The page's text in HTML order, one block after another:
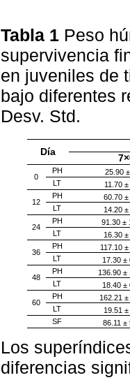
Tabla 1 Peso
supervivencia
en juveniles de
bajo diferentes
Desv. Std.
Día
0
PH 25.90
LT
11.70
12
PH 60.70 ±
LT
14.20
24
PH 91.30 ±
LT
16.30
36
PH 117.10
LT
17.30 ±
48
PH 136.90 ±
LT
18.40 ±
60
PH 162.21
LT
19.51 ±
SF
86.11 ±
Los
diferencias